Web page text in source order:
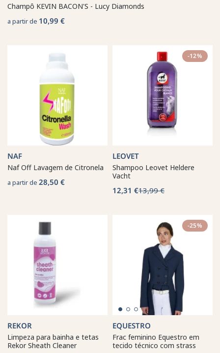
Champô KEVIN BACON'S - Lucy Diamonds
a partir de 10,99 €
NAF
Naf Off Lavagem de Citronela
a partir de 28,50 €
-12%
LEOVET
Shampoo Leovet Heldere
Vacht
12,31 €13,99 €
REKOR
Limpeza para bainha e tetas
Rekor Sheath Cleaner
-25%
EQUESTRO
Frac feminino Equestro em
tecido técnico com strass